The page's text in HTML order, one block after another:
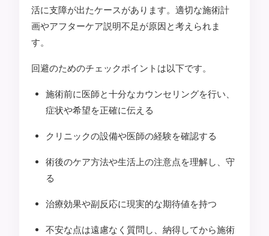
活に支障が出たケースがあります。適切な施術計
画やアフターケア説明不足が原因と考えられま
す。
回避のためのチェックポイントは以下です。
施術前に医師と十分なカウンセリングを行い、
症状や希望を正確に伝える
クリニックの設備や医師の経験を確認する
術後のケア方法や生活上の注意点を理解し、守
る
治療効果や副反応に現実的な期待値を持つ
不安な点は遠慮なく質問し、納得してから施術